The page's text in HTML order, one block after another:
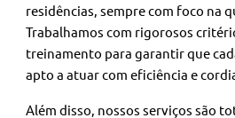
residências, sempre com foco na
Trabalhamos com rigorosos
treinamento para garantir que
apto a atuar com eficiência e
Além disso, nossos serviços são